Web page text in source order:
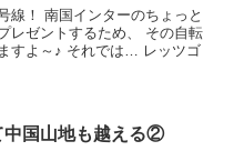
線！ 南国インターのちょっと
レゼントするため、 その自転
すよ～♪ それでは… レッツゴ
中国山地も越える②